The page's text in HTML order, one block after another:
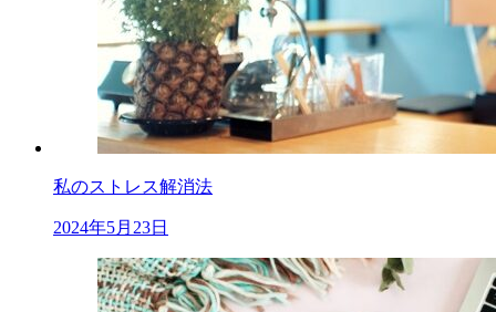
私のストレス解消法
2024年5月23日